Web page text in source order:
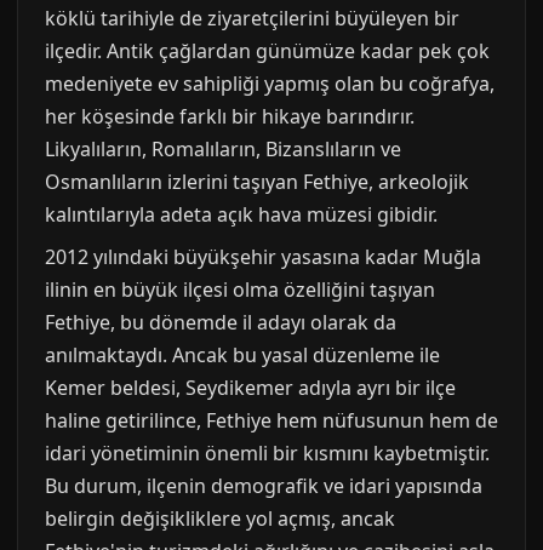
köklü tarihiyle de ziyaretçilerini büyüleyen bir
ilçedir. Antik çağlardan günümüze kadar pek çok
medeniyete ev sahipliği yapmış olan bu coğrafya,
her köşesinde farklı bir hikaye barındırır.
Likyalıların, Romalıların, Bizanslıların ve
Osmanlıların izlerini taşıyan Fethiye, arkeolojik
kalıntılarıyla adeta açık hava müzesi gibidir.
2012 yılındaki büyükşehir yasasına kadar Muğla
ilinin en büyük ilçesi olma özelliğini taşıyan
Fethiye, bu dönemde il adayı olarak da
anılmaktaydı. Ancak bu yasal düzenleme ile
Kemer beldesi, Seydikemer adıyla ayrı bir ilçe
haline getirilince, Fethiye hem nüfusunun hem de
idari yönetiminin önemli bir kısmını kaybetmiştir.
Bu durum, ilçenin demografik ve idari yapısında
belirgin değişikliklere yol açmış, ancak